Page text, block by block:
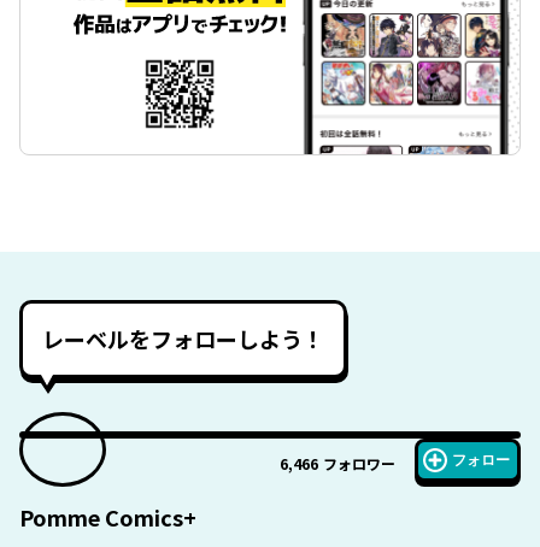
レーベルをフォローしよう！
6,466 フォロワー フォロー
Pomme Comics+